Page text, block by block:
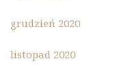
grudzień 2020
listopad 2020